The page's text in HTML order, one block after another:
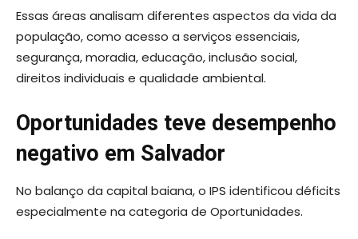
Essas áreas analisam diferentes aspectos da vida da
população, como acesso a serviços essenciais,
segurança, moradia, educação, inclusão social,
direitos individuais e qualidade ambiental.
Oportunidades teve desempenho
negativo em Salvador
No balanço da capital baiana, o IPS identificou déficits
especialmente na categoria de Oportunidades.